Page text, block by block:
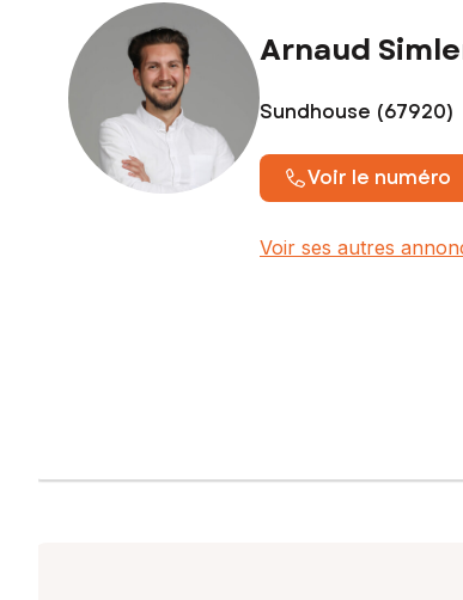
Arnaud
Sundhouse (67920)
Voir le numéro
Voir ses autres